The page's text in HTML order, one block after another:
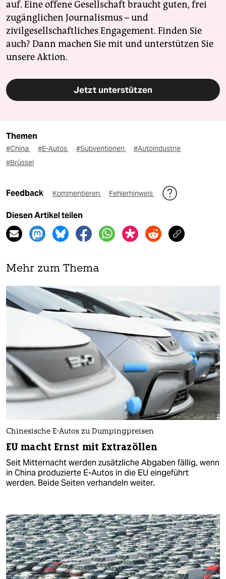
auf. Eine offene Gesellschaft braucht guten, frei
zugänglichen Journalismus – und
zivilgesellschaftliches Engagement. Finden Sie
auch? Dann machen Sie mit und unterstützen Sie
unsere Aktion.
Jetzt unterstützen
Themen
#China #E-Autos #Subventionen
#Autoindustrie
#Brüssel
Feedback Kommentieren Fehlerhinweis
Diesen Artikel teilen
Mehr zum Thema
Chinesische E-Autos zu Dumpingpreisen
EU macht Ernst mit Extrazöllen
Seit Mitternacht werden zusätzliche Abgaben fällig, wenn
in China produzierte E-Autos in die EU eingeführt
werden. Beide Seiten verhandeln weiter.